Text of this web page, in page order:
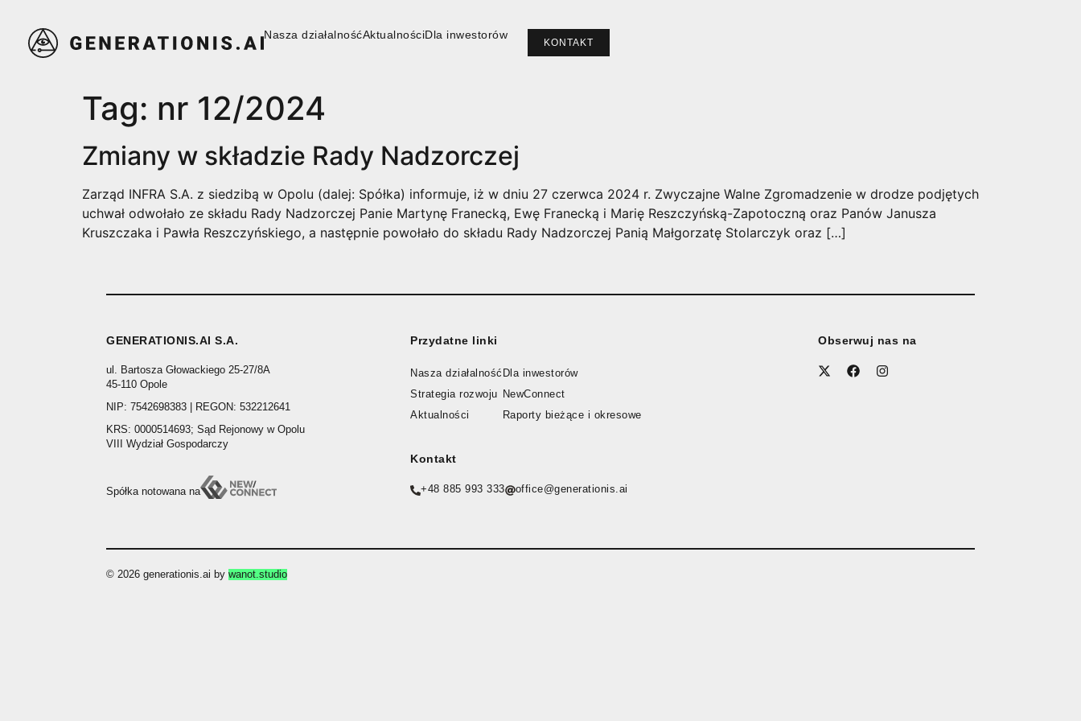
Nasza działalnośćAktualnościDla inwestorów
KONTAKT
Nasza działalnośćAktualnościDla inwestorów
KONTAKT
Tag: nr 12/2024
Zmiany w składzie Rady Nadzorczej
Zarząd INFRA S.A. z siedzibą w Opolu (dalej: Spółka) informuje, iż w dniu 27 czerwca 2024 r. Zwyczajne Walne Zgromadzenie w drodze podjętych
uchwał odwołało ze składu Rady Nadzorczej Panie Martynę Franecką, Ewę Franecką i Marię Reszczyńską-Zapotoczną oraz Panów Janusza
Kruszczaka i Pawła Reszczyńskiego, a następnie powołało do składu Rady Nadzorczej Panią Małgorzatę Stolarczyk oraz […]
GENERATIONIS.AI S.A.
ul. Bartosza Głowackiego 25-27/8A
45-110 Opole
NIP: 7542698383 | REGON: 532212641
KRS: 0000514693; Sąd Rejonowy w Opolu
VIII Wydział Gospodarczy
Spółka notowana na
Przydatne linki
Nasza działalność
Strategia rozwoju
Aktualności
Dla inwestorów
NewConnect
Raporty bieżące i okresowe
Kontakt
+48 885 993 333 office@generationis.ai
Obserwuj nas na
© 2026 generationis.ai by wanot.studio